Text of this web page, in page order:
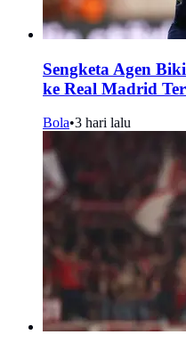
Sengketa Agen
ke Real Madrid
Bola•3 hari lalu